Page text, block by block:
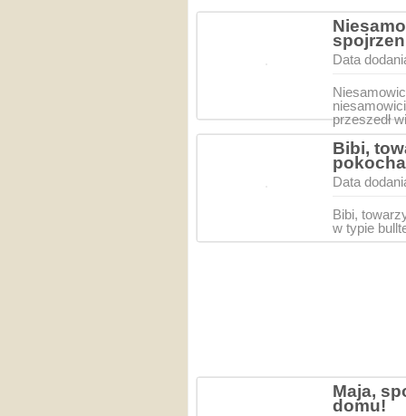
Data
przeszedł
Bibi,
Data
Bibi,
w typie
Maja,
domu!